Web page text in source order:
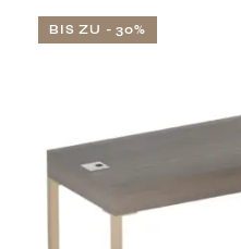
BIS ZU - 30%